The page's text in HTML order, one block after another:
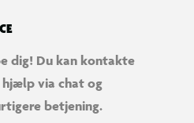
dig! Du kan kontakte
via chat og
betjening.